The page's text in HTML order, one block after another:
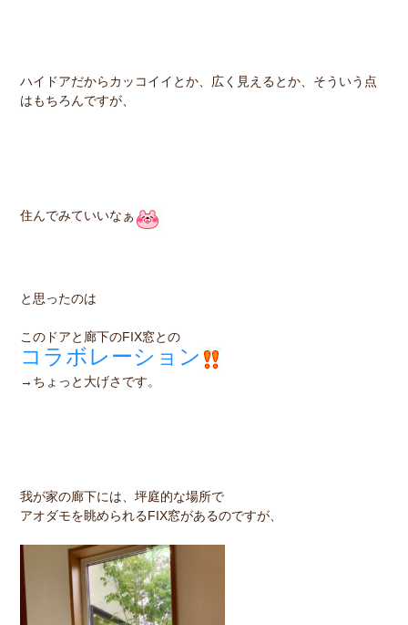
ハイドアだからカッコイイとか、広く見えるとか、そういう点
はもちろんですが、
住んでみていいなぁ
と思ったのは
このドアと廊下のFIX窓との
コラボレーション
→ちょっと大げさです。
我が家の廊下には、坪庭的な場所で
アオダモを眺められるFIX窓があるのですが、